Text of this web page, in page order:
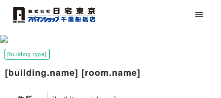
[building.type]
[building.name] [room.name]